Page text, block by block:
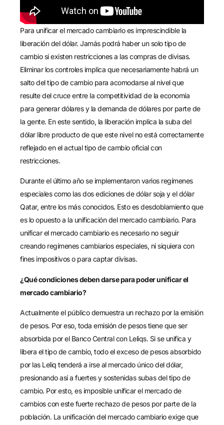
Para unificar el mercado cambiario es imprescindible la
liberación del dólar. Jamás podrá haber un solo tipo de
cambio si existen restricciones a las compras de divisas.
Eliminar los controles implica que necesariamente habrá un
salto del tipo de cambio para acomodarse al nivel que
resulte del cruce entre la competitividad de la economía
para generar dólares y la demanda de dólares por parte de
la gente. En este sentido, la liberación implica la suba del
dólar libre producto de que este nivel no está correctamente
reflejado en el actual tipo de cambio oficial con
restricciones.
Durante el último año se implementaron varios regímenes
especiales como las dos ediciones de dólar soja y el dólar
Qatar, entre los más conocidos. Esto es desdoblamiento que
es lo opuesto a la unificación del mercado cambiario. Para
unificar el mercado cambiario es necesario no seguir
creando regímenes cambiarios especiales, ni siquiera con
fines impositivos o para captar divisas.
¿Qué condiciones deben darse para poder unificar el
mercado cambiario?
Actualmente el público demuestra un rechazo por la emisión
de pesos. Por eso, toda emisión de pesos tiene que ser
absorbida por el Banco Central con Leliqs. Si se unifica y
libera el tipo de cambio, todo el exceso de pesos absorbido
por las Leliq tenderá a irse al mercado único del dólar,
presionando así a fuertes y sostenidas subas del tipo de
cambio. Por esto, es imposible unificar el mercado de
cambios con este fuerte rechazo de pesos por parte de la
población. La unificación del mercado cambiario exige que